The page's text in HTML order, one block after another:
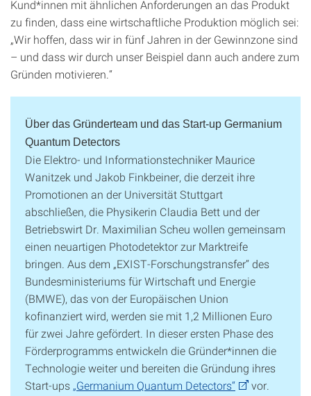
Kund*innen mit ähnlichen Anforderungen an das Produkt
zu finden, dass eine wirtschaftliche Produktion möglich sei:
„Wir hoffen, dass wir in fünf Jahren in der Gewinnzone sind
– und dass wir durch unser Beispiel dann auch andere zum
Gründen motivieren.“
Über das Gründerteam und das Start-up Germanium
Quantum Detectors
Die Elektro- und Informationstechniker Maurice
Wanitzek und Jakob Finkbeiner, die derzeit ihre
Promotionen an der Universität Stuttgart
abschließen, die Physikerin Claudia Bett und der
Betriebswirt Dr. Maximilian Scheu wollen gemeinsam
einen neuartigen Photodetektor zur Marktreife
bringen. Aus dem „EXIST-Forschungstransfer“ des
Bundesministeriums für Wirtschaft und Energie
(BMWE), das von der Europäischen Union
kofinanziert wird, werden sie mit 1,2 Millionen Euro
für zwei Jahre gefördert. In dieser ersten Phase des
Förderprogramms entwickeln die Gründer*innen die
Technologie weiter und bereiten die Gründung ihres
Start-ups „Germanium Quantum Detectors“
vor.